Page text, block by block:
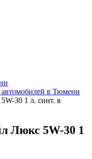
в Тюмени
30 1 л. синт. в
Люкс 5W-30 1